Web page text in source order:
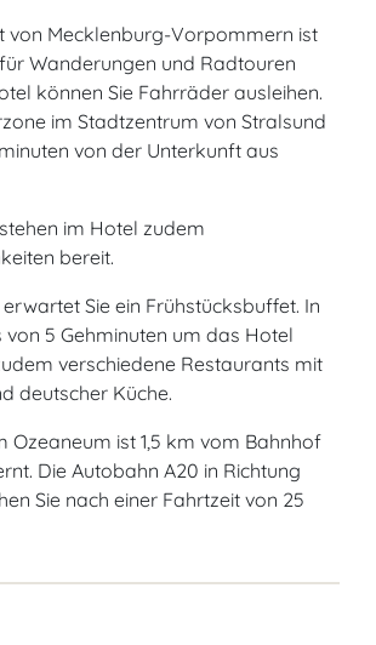
von Mecklenburg-Vorpommern ist
Wanderungen und Radtouren
können Sie Fahrräder ausleihen.
im Stadtzentrum von Stralsund
von der Unterkunft aus
im Hotel zudem
bereit.
Sie ein Frühstücksbuffet. In
von 5 Gehminuten um das Hotel
verschiedene Restaurants mit
deutscher Küche.
Ozeaneum ist 1,5 km vom Bahnhof
Die Autobahn A20 in Richtung
Sie nach einer Fahrtzeit von 25